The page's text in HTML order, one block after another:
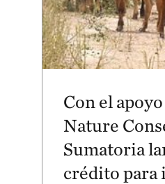
Con el
Nature
Sumatoria
crédito para